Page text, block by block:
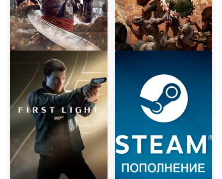
Assаssin's Creed Black Flag
Resynced
DOOM: The Dark Ages
Premium Edition + DLC
Revelations
007 First Light
АВТОМАТИЧЕСКОЕ
ПОПОЛНЕНИЕ БАЛАНСА
STEAM STEAM РФ-КЗ-UA-